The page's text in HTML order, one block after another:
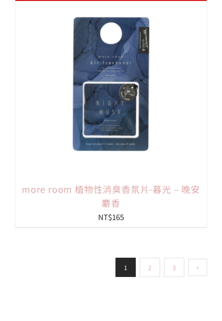
more room 植物性消臭香氛片-暮光 – 晚安
麝香
NT$165
1 2 3